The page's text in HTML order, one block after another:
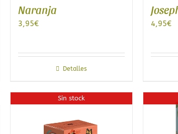
Naranja
3,95€
Detalles
4,95€
Sin stock